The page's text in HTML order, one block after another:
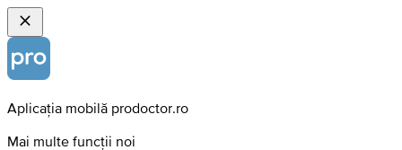
Aplicația mobilă prodoctor.ro
Mai multe funcții noi